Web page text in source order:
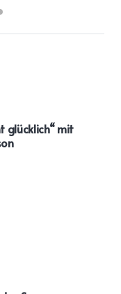
glücklich“ mit